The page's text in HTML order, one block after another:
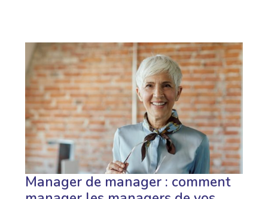
Manager de manager : comment